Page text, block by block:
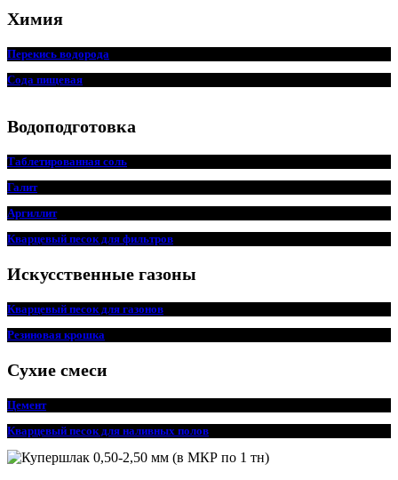
Химия
Перекись водорода
Сода пищевая
Водоподготовка
Таблетированная соль
Галит
Аргиллит
Кварцевый песок для фильтров
Искусственные газоны
Кварцевый песок для газонов
Резиновая крошка
Сухие смеси
Цемент
Кварцевый песок для наливных полов